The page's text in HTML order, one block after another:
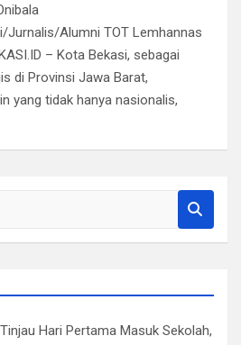
e
gr
a
m
ail ke
dI
n
ar
e
Jurnalis/Alumni TOT Lemhannas
– Kota Bekasi, sebagai
di Provinsi Jawa Barat,
yang tidak hanya nasionalis,
Hari Pertama Masuk Sekolah,